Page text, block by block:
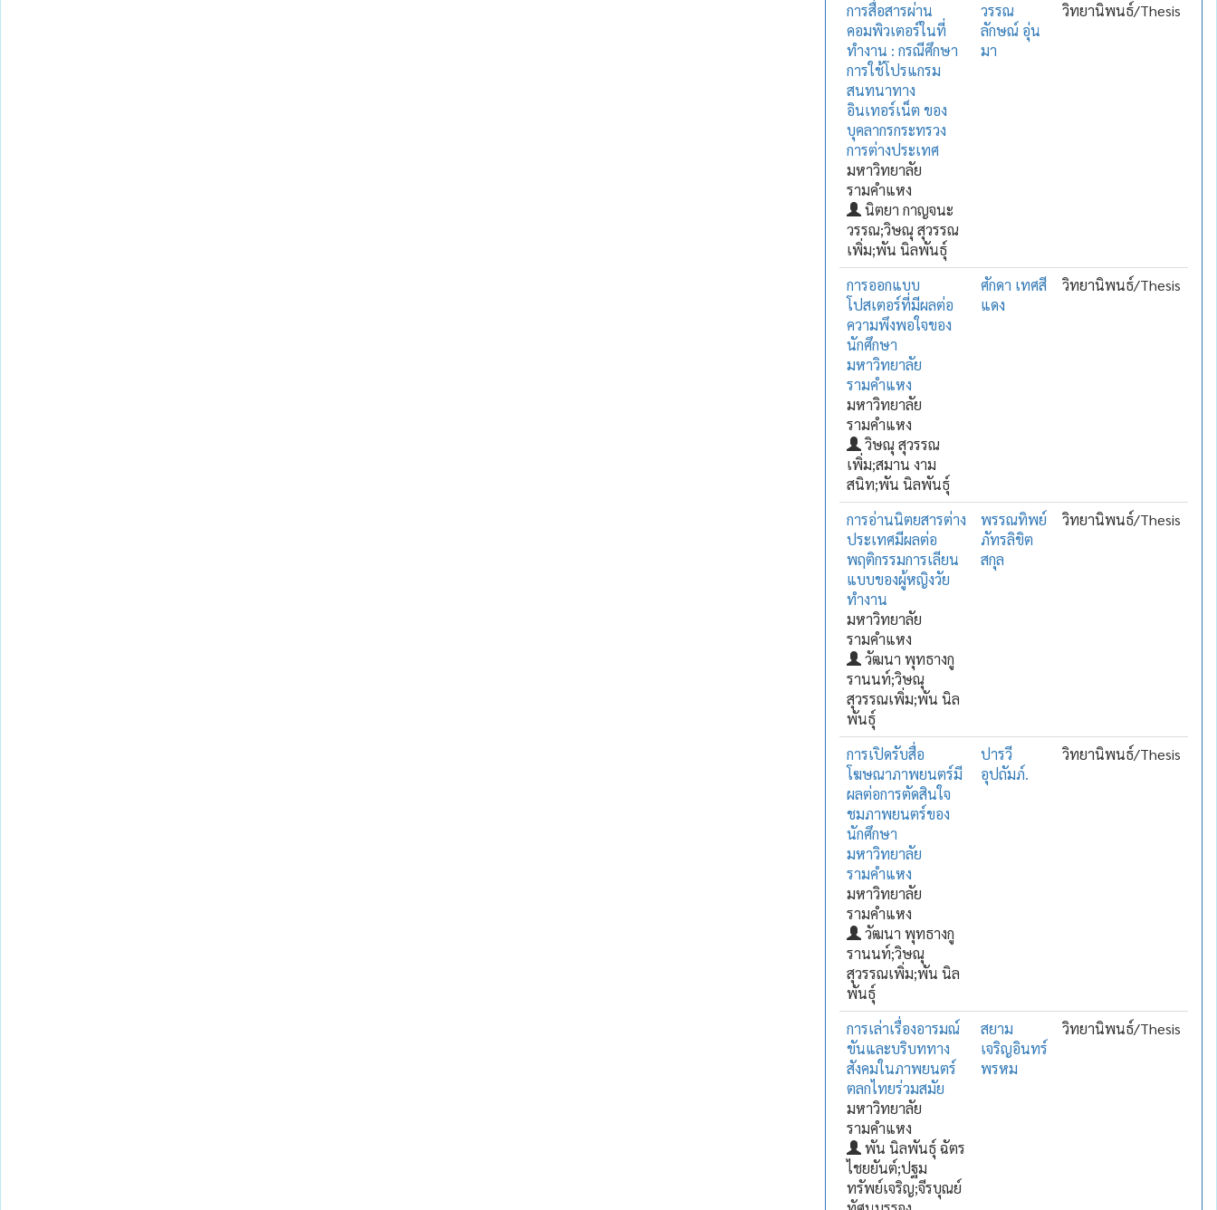
การสื่อสารผ่าน
คอมพิวเตอร์ในที่
ทำงาน : กรณีศึกษา
การใช้โปรแกรม
สนทนาทาง
อินเทอร์เน็ต ของ
บุคลากรกระทรวง
การต่างประเทศ
มหาวิทยาลัย
รามคำแหง
นิตยา กาญจนะ
วรรณ;วิษณุ สุวรรณ
เพิ่ม;พัน นิลพันธุ์
วรรณ
ลักษณ์ อุ่น
มา
วิทยานิพนธ์/Thesis
การออกแบบ
โปสเตอร์ที่มีผลต่อ
ความพึงพอใจของ
นักศึกษา
มหาวิทยาลัย
รามคำแหง
มหาวิทยาลัย
รามคำแหง
วิษณุ สุวรรณ
เพิ่ม;สมาน งาม
สนิท;พัน นิลพันธุ์
ศักดา เทศสี
แดง
วิทยานิพนธ์/Thesis
การอ่านนิตยสารต่าง
ประเทศมีผลต่อ
พฤติกรรมการเลียน
แบบของผู้หญิงวัย
ทำงาน
มหาวิทยาลัย
รามคำแหง
วัฒนา พุทธางกู
รานนท์;วิษณุ
สุวรรณเพิ่ม;พัน นิล
พันธุ์
พรรณทิพย์
ภัทรลิขิต
สกุล
วิทยานิพนธ์/Thesis
การเปิดรับสื่อ
โฆษณาภาพยนตร์มี
ผลต่อการตัดสินใจ
ชมภาพยนตร์ของ
นักศึกษา
มหาวิทยาลัย
รามคำแหง
มหาวิทยาลัย
รามคำแหง
วัฒนา พุทธางกู
รานนท์;วิษณุ
สุวรรณเพิ่ม;พัน นิล
พันธุ์
ปารวี
อุปถัมภ์.
วิทยานิพนธ์/Thesis
การเล่าเรื่องอารมณ์
ขันและบริบททาง
สังคมในภาพยนตร์
ตลกไทยร่วมสมัย
มหาวิทยาลัย
รามคำแหง
พัน นิลพันธุ์ ฉัตร
ไชยยันต์;ปฐม
ทรัพย์เจริญ;จีรบุณย์
สยาม
เจริญอินทร์
พรหม
วิทยานิพนธ์/Thesis